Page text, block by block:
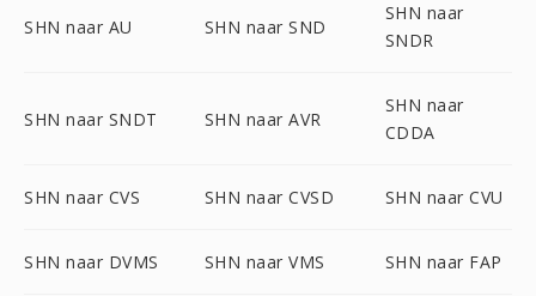
SHN naar AU SHN naar SND
SHN naar
SNDR
SHN naar SNDT SHN naar AVR
SHN naar
CDDA
SHN naar CVS SHN naar CVSD SHN naar CVU
SHN naar DVMS SHN naar VMS SHN naar FAP